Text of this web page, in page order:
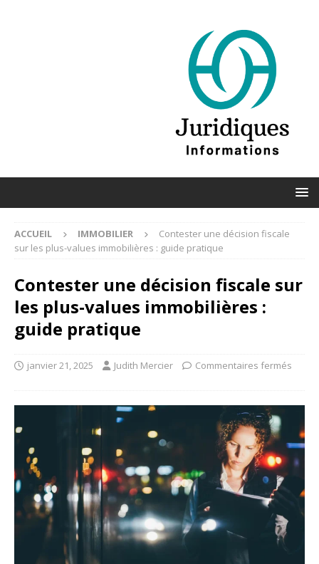
ACCUEIL IMMOBILIER
Contester une décision fiscale
sur les plus-values immobilières : guide pratique
Contester une décision fiscale sur
les plus-values immobilières :
guide pratique
janvier 21, 2025 Judith Mercier Commentaires fermés